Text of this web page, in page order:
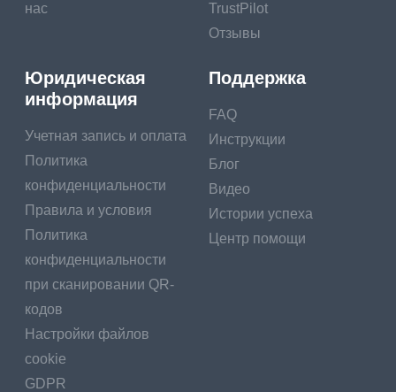
нас
TrustPilot
Отзывы
Юридическая
информация
Учетная запись и оплата
Политика
конфиденциальности
Правила и условия
Политика
конфиденциальности
при сканировании QR-
кодов
Настройки файлов
cookie
GDPR
Поддержка
FAQ
Инструкции
Блог
Видео
Истории успеха
Центр помощи